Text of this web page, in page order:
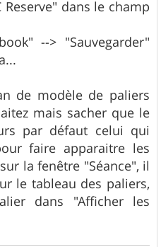
dans le champ
--> "Sauvegarder"
de modèle de paliers
mais sacher que le
par défaut celui qui
faire apparaitre les
la fenêtre "Séance", il
le tableau des paliers,
dans "Afficher les